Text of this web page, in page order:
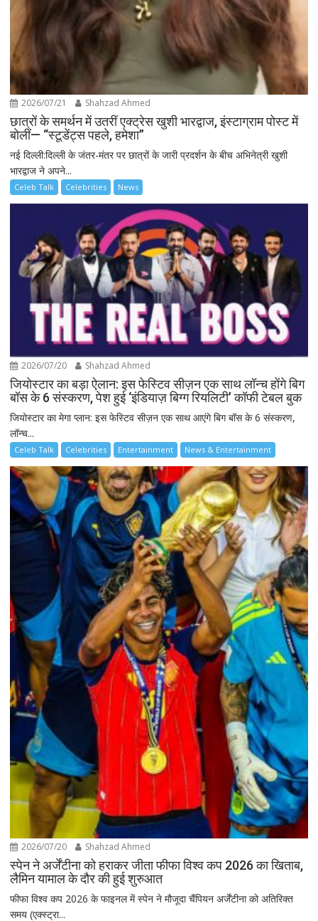
2026/07/21 Shahzad Ahmed
छात्रों के समर्थन में उतरीं एक्ट्रेस खुशी भारद्वाज, इंस्टाग्राम पोस्ट में
बोलीं— “स्टूडेंट्स पहले, हमेशा”
नई दिल्ली:दिल्ली के जंतर-मंतर पर छात्रों के जारी प्रदर्शन के बीच अभिनेत्री खुशी
भारद्वाज ने अपने...
Celeb Talk Celebrities News
2026/07/20 Shahzad Ahmed
जियोस्टार का बड़ा ऐलान: इस फेस्टिव सीज़न एक साथ लॉन्च होंगे बिग
बॉस के 6 संस्करण, पेश हुई ‘इंडियाज़ बिग्ग रियलिटी’ कॉफी टेबल बुक
जियोस्टार का मेगा प्लान: इस फेस्टिव सीज़न एक साथ आएंगे बिग बॉस के 6 संस्करण,
लॉन्च...
Celeb Talk Celebrities Entertainment News & Entertainment
2026/07/20 Shahzad Ahmed
स्पेन ने अर्जेंटीना को हराकर जीता फीफा विश्व कप 2026 का खिताब,
लैमिन यामाल के दौर की हुई शुरुआत
फीफा विश्व कप 2026 के फाइनल में स्पेन ने मौजूदा चैंपियन अर्जेंटीना को अतिरिक्त
समय (एक्स्ट्रा...